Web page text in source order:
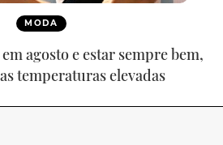
MODA
agosto e estar sempre bem,
temperaturas elevadas